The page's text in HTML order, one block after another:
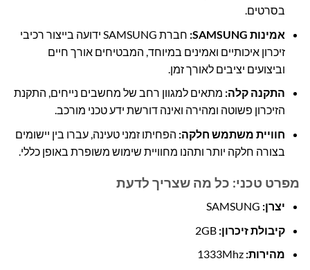
בסרטים.
אמינות SAMSUNG:
חברת SAMSUNG ידועה בייצור רכיבי
זיכרון איכותיים ואמינים במיוחד, המבטיחים אורך חיים
וביצועים יציבים לאורך זמן.
התקנה קלה: מתאים למגוון רחב של מחשבים נייחים, התקנת
הזיכרון פשוטה ומהירה ואינה דורשת ידע טכני מורכב.
חוויית משתמש חלקה: הפחיתו זמני טעינה, עברו בין יישומים
בצורה חלקה יותר ותהנו מחוויית שימוש משופרת באופן כללי.
מפרט טכני: כל מה שצריך לדעת
יצרן:
קיבולת זיכרון:
מהירות: